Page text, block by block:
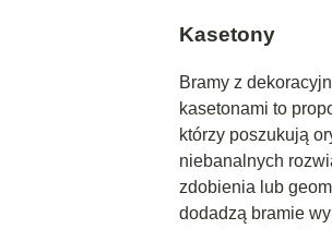
Kasetony
Bramy z
kasetonami to
którzy poszukują
niebanalnych
zdobienia lub
dodadzą bramie